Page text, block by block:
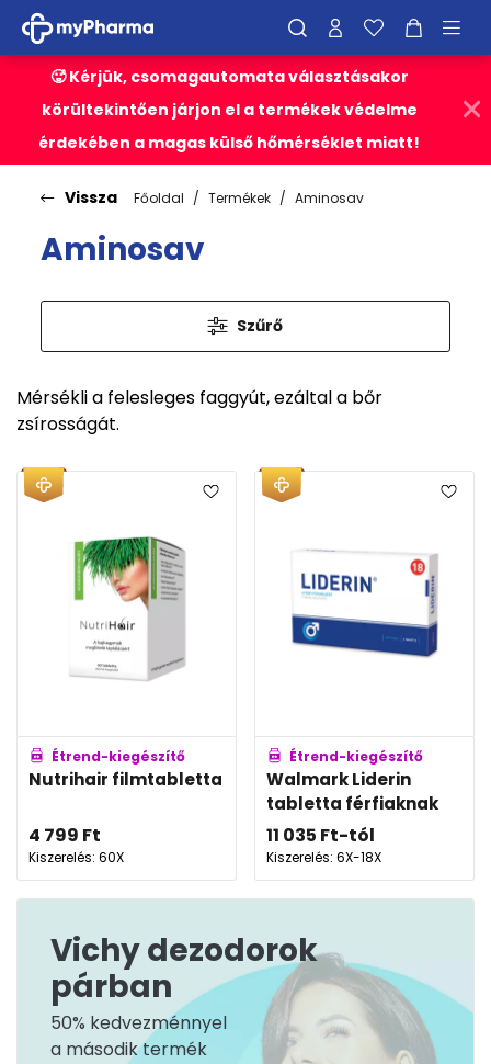
🥵 Kérjük, csomagautomata választásakor
körültekintően járjon el a termékek védelme
érdekében a magas külső hőmérséklet miatt!
Vissza Főoldal Termékek Aminosav
Aminosav
Szűrő
Mérsékli a felesleges faggyút, ezáltal a bőr
zsírosságát.
Étrend-kiegészítő
Nutrihair filmtabletta
4 799 Ft
Kiszerelés: 60X
Étrend-kiegészítő
Walmark Liderin
tabletta férfiaknak
11 035 Ft-tól
Kiszerelés: 6X-18X
Vichy dezodorok
párban
50% kedvezménnyel
a második termék